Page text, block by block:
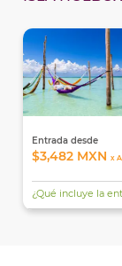
Entrada desde
$3,482 MXN x
¿Qué incluye la